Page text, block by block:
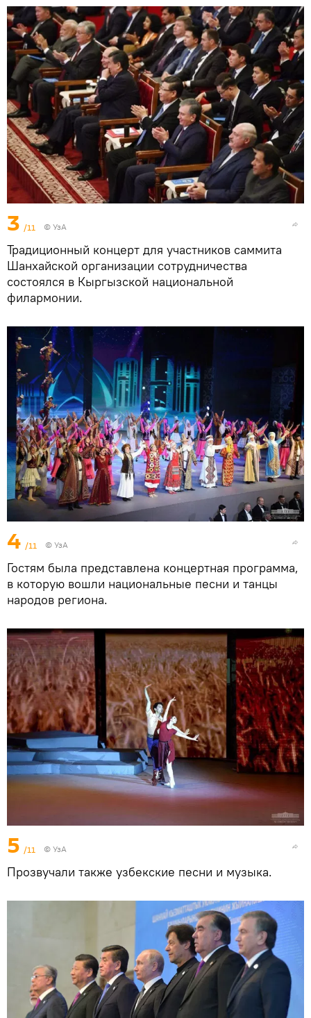
3 /11 © УзА
Традиционный концерт для участников саммита
Шанхайской организации сотрудничества
состоялся в Кыргызской национальной
филармонии.
4 /11 © УзА
Гостям была представлена концертная программа,
в которую вошли национальные песни и танцы
народов региона.
5 /11 © УзА
Прозвучали также узбекские песни и музыка.